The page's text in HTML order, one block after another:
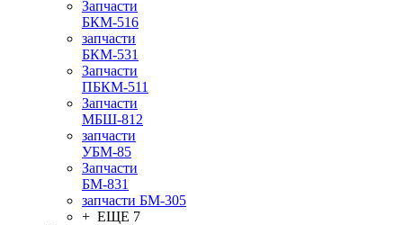
Запчасти
БКМ-516
запчасти
БКМ-531
Запчасти
ПБКМ-511
Запчасти
МБШ-812
запчасти
УБМ-85
Запчасти
БМ-831
запчасти БМ-305
+ ЕЩЕ 7